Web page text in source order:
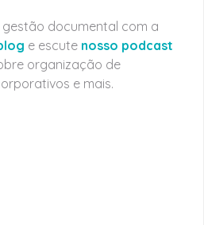
documental com a
e escute nosso podcast
organização de
e mais.